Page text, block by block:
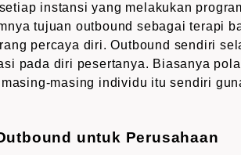
instansi yang melakukan
tujuan outbound sebagai terapi
percaya diri. Outbound sendiri
pada diri pesertanya. Biasanya
masing individu itu sendiri
untuk Perusahaan